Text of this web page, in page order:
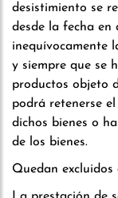
desistimiento se
desde la fecha en
inequívocamente
y siempre que se
productos objeto
podrá retenerse
dichos bienes o
de los bienes.
Quedan